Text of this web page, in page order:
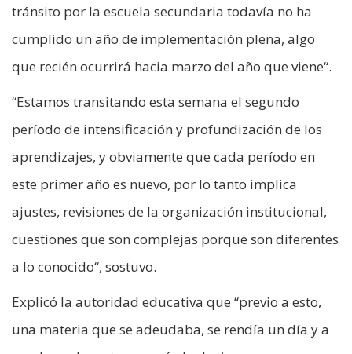
tránsito por la escuela secundaria todavía no ha
cumplido un año de implementación plena, algo
que recién ocurrirá hacia marzo del año que viene“.
“Estamos transitando esta semana el segundo
período de intensificación y profundización de los
aprendizajes, y obviamente que cada período en
este primer año es nuevo, por lo tanto implica
ajustes, revisiones de la organización institucional,
cuestiones que son complejas porque son diferentes
a lo conocido“, sostuvo.
Explicó la autoridad educativa que “previo a esto,
una materia que se adeudaba, se rendía un día y a